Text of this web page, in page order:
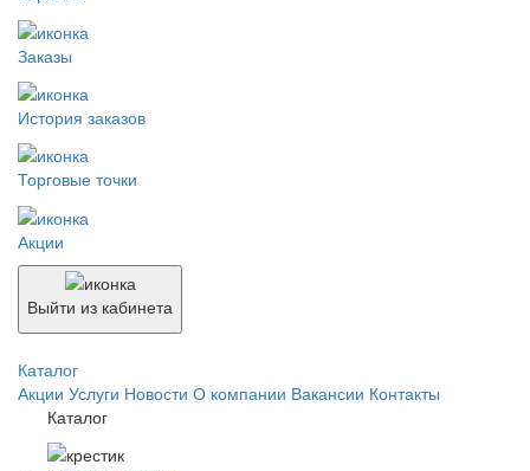
Заказы
История заказов
Торговые точки
Акции
Выйти из кабинета
Каталог
Акции Услуги Новости О компании Вакансии Контакты
Каталог